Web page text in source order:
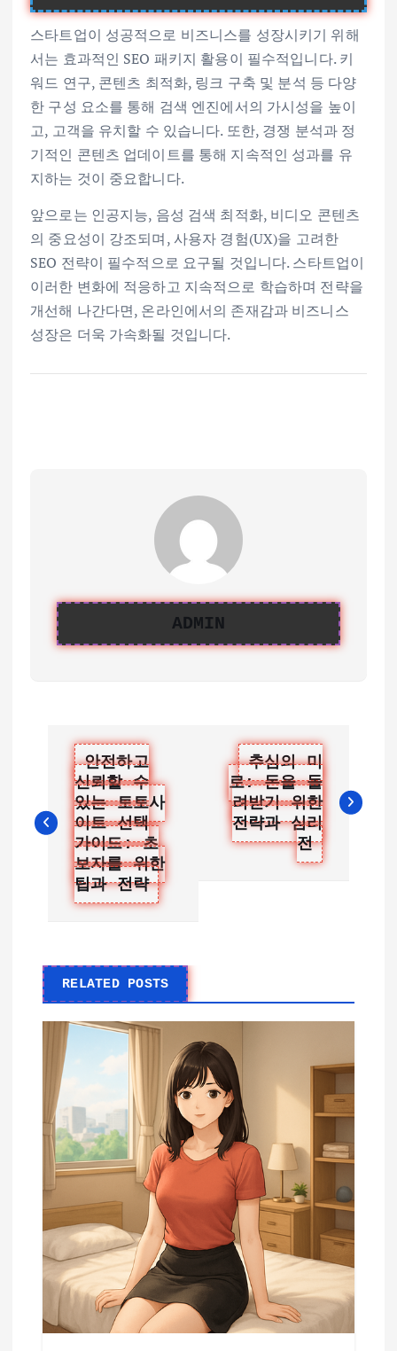
스타트업이 성공적으로 비즈니스를 성장시키기 위해
서는 효과적인 SEO 패키지 활용이 필수적입니다. 키
워드 연구, 콘텐츠 최적화, 링크 구축 및 분석 등 다양
한 구성 요소를 통해 검색 엔진에서의 가시성을 높이
고, 고객을 유치할 수 있습니다. 또한, 경쟁 분석과 정
기적인 콘텐츠 업데이트를 통해 지속적인 성과를 유
지하는 것이 중요합니다.
앞으로는 인공지능, 음성 검색 최적화, 비디오 콘텐츠
의 중요성이 강조되며, 사용자 경험(UX)을 고려한
SEO 전략이 필수적으로 요구될 것입니다. 스타트업이
이러한 변화에 적응하고 지속적으로 학습하며 전략을
개선해 나간다면, 온라인에서의 존재감과 비즈니스
성장은 더욱 가속화될 것입니다.
ADMIN
글
색
안전하고
신뢰할 수
있는 토토사
이트 선택
가이드: 초
보자를 위한
팁과 전략
추심의 미
로: 돈을 돌
려받기 위한
전략과 심리
전
RELATED POSTS